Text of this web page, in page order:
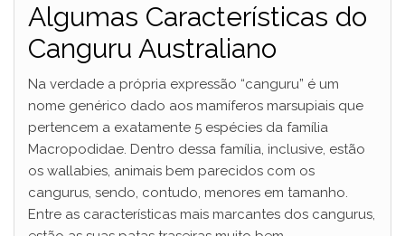
Algumas Características do
Canguru Australiano
Na verdade a própria expressão “canguru” é um
nome genérico dado aos mamíferos marsupiais que
pertencem a exatamente 5 espécies da família
Macropodidae. Dentro dessa família, inclusive, estão
os wallabies, animais bem parecidos com os
cangurus, sendo, contudo, menores em tamanho.
Entre as características mais marcantes dos cangurus,